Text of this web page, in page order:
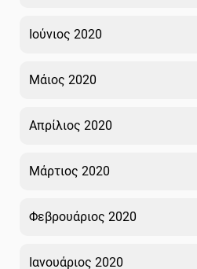
Ιούνιος 2020
Μάιος 2020
Απρίλιος 2020
Μάρτιος 2020
Φεβρουάριος 2020
Ιανουάριος 2020